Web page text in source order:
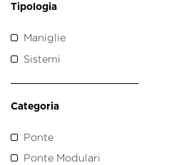
Tipologia
Maniglie
Sistemi
Categoria
Ponte
Ponte Modulari